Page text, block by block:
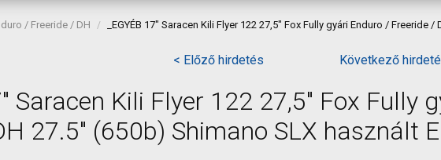
/ Freeride / DH _EGYÉB 17" Saracen Kili Flyer 122 27,5" Fox Fully gyári Enduro / Freeride
< Előző hirdetés Következő
Saracen Kili Flyer 122 27,5" Fox Fully
27.5" (650b) Shimano SLX használt